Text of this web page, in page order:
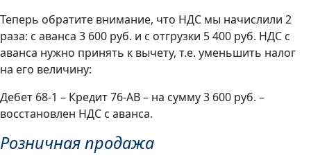
Теперь обратите внимание, что НДС мы начислили 2
раза: с аванса 3 600 руб. и с отгрузки 5 400 руб. НДС с
аванса нужно принять к вычету, т.е. уменьшить налог
на его величину:
Дебет 68-1 – Кредит 76-АВ – на сумму 3 600 руб. –
восстановлен НДС с аванса.
Розничная продажа